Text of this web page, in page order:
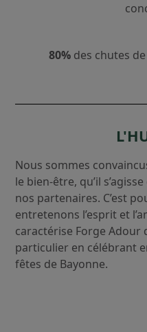
80% des chutes
Nous sommes
le bien-être, qu’il
nos partenaires. C’est
entretenons l’esprit et
caractérise Forge Adour
particulier en célébrant
fêtes de Bayonne.